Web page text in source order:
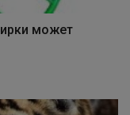
может